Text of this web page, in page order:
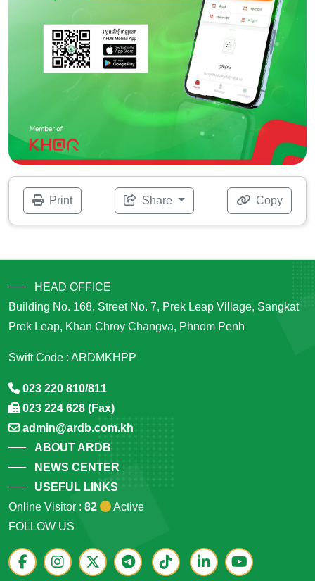
Print Share Copy
HEAD OFFICE
Building No. 168, Street No. 7, Prek Leap Village, Sangkat
Prek Leap, Khan Chroy Changva, Phnom Penh
Swift Code : ARDMKHPP
023 220 810/811
023 224 628 (Fax)
admin@ardb.com.kh
ABOUT ARDB
NEWS CENTER
USEFUL LINKS
Online Visitor : 82
Active
FOLLOW US